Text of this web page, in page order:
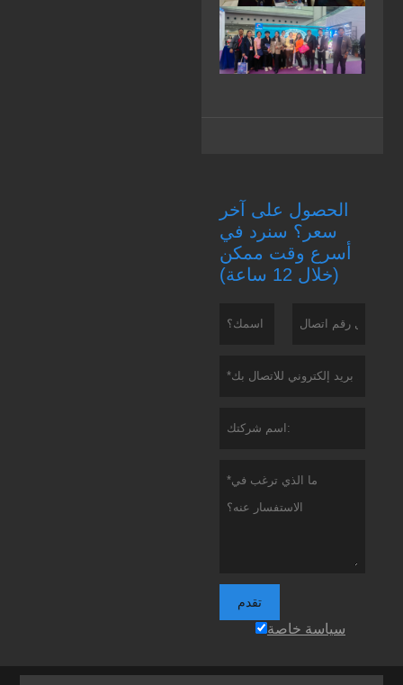
الحصول على آخر
سعر؟ سنرد في
أسرع وقت ممكن
(خلال 12 ساعة)
تقدم
سياسة خاصة